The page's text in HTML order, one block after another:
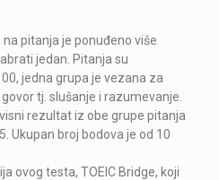
pitanja je ponuđeno više
jedan. Pitanja su
jedna grupa je vezana za
tj. slušanje i razumevanje.
rezultat iz obe grupe pitanja
Ukupan broj bodova je od 10
ovog testa, TOEIC Bridge, koji